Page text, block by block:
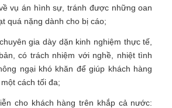
vụ án hình sự, tránh được những oan
quá nặng dành cho bị cáo;
gia dày dặn kinh nghiệm thực tế,
có trách nhiệm với nghề, nhiệt tình
ngại khó khăn để giúp khách hàng
cách tối đa;
cho khách hàng trên khắp cả nước: